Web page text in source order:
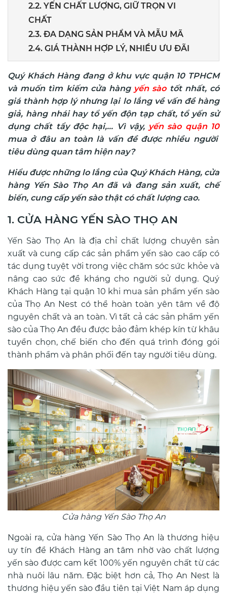
2.2. YẾN CHẤT LƯỢNG, GIỮ TRỌN VI
CHẤT
2.3. ĐA DẠNG SẢN PHẨM VÀ MẪU MÃ
2.4. GIÁ THÀNH HỢP LÝ, NHIỀU ƯU ĐÃI
Quý Khách Hàng đang ở khu vực quận 10 TPHCM
và muốn tìm kiếm cửa hàng yến sào tốt nhất, có
giá thành hợp lý nhưng lại lo lắng về vấn đề hàng
giả, hàng nhái hay tổ yến độn tạp chất, tổ yến sử
dụng chất tẩy độc hại,... Vì vậy, yến sào quận 10
mua ở đâu an toàn là vấn đề được nhiều người
tiêu dùng quan tâm hiện nay?
Hiểu được những lo lắng của Quý Khách Hàng, cửa
hàng Yến Sào Thọ An đã và đang sản xuất, chế
biến, cung cấp yến sào thật có chất lượng cao.
1. CỬA HÀNG YẾN SÀO THỌ AN
Yến Sào Thọ An là địa chỉ chất lượng chuyên sản
xuất và cung cấp các sản phẩm yến sào cao cấp có
tác dụng tuyệt vời trong việc chăm sóc sức khỏe và
nâng cao sức đề kháng cho người sử dụng. Quý
Khách Hàng tại quận 10 khi mua sản phẩm yến sào
của Thọ An Nest có thể hoàn toàn yên tâm về độ
nguyên chất và an toàn. Vì tất cả các sản phẩm yến
sào của Thọ An đều được bảo đảm khép kín từ khâu
tuyển chọn, chế biến cho đến quá trình đóng gói
thành phẩm và phân phối đến tay người tiêu dùng.
Cửa hàng Yến Sào Thọ An
Ngoài ra, cửa hàng Yến Sào Thọ An là thương hiệu
uy tín để Khách Hàng an tâm nhờ vào chất lượng
yến sào được cam kết 100% yến nguyên chất từ các
nhà nuôi lâu năm. Đặc biệt hơn cả, Thọ An Nest là
thương hiệu yến sào đầu tiên tại Việt Nam áp dụng